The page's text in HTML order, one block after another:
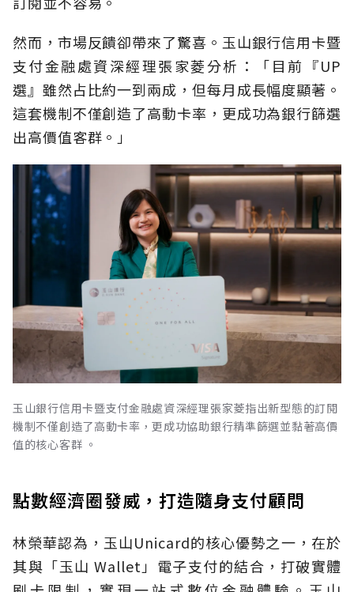
然而，市場反饋卻帶來了驚喜。玉山銀行信用卡暨
支付金融處資深經理張家菱分析：「目前『UP
選』雖然占比約一到兩成，但每月成長幅度顯著。
這套機制不僅創造了高動卡率，更成功為銀行篩選
出高價值客群。」
玉山銀行信用卡暨支付金融處資深經理張家菱指出新型態的訂閱
機制不僅創造了高動卡率，更成功協助銀行精準篩選並黏著高價
值的核心客群 。
點數經濟圈發威，打造隨身支付顧問
林榮華認為，玉山Unicard的核心優勢之一，在於
其與「玉山 Wallet」電子支付的結合，打破實體